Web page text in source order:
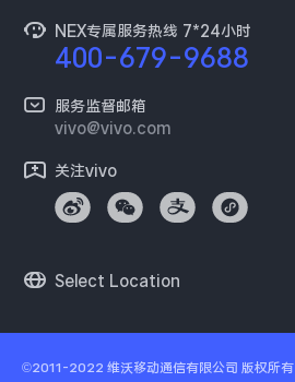
服务政策
安全公告
环保回收
供应商协同平台
开放平台
隐私中心
NEX专属服务热线 7*24小时
400-679-9688
服务监督邮箱
vivo@vivo.com
关注vivo
Select Location
©2011-2022 维沃移动通信有限公司 版权所有